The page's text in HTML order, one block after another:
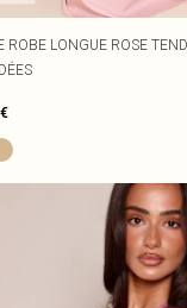
ROBE LONGUE ROSE